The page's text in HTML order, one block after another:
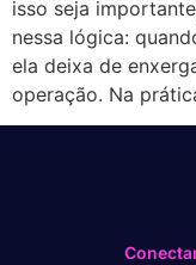
isso seja
nessa lógica:
ela deixa de
operação. Na